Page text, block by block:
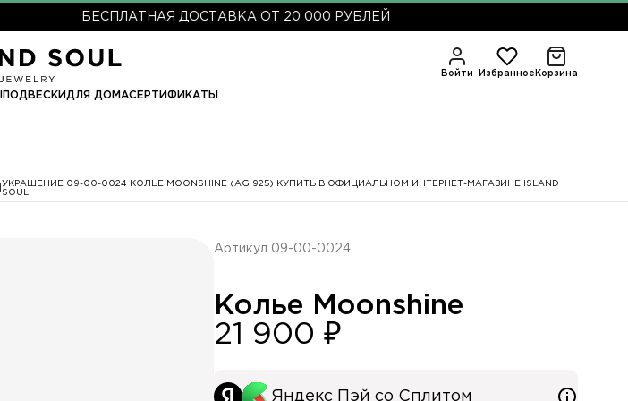
БЕСПЛАТНАЯ ДОСТАВКА ОТ 20 000 РУБЛЕЙ
Войти Избранное Корзина
ПОДВЕСКИДЛЯ ДОМАСЕРТИФИКАТЫ
УКРАШЕНИЕ 09-00-0024 КОЛЬЕ MOONSHINE (AG 925) КУПИТЬ В ОФИЦИАЛЬНОМ ИНТЕРНЕТ-МАГАЗИНЕ ISLAND
SOUL
Артикул 09-00-0024
Колье Moonshine
21 900 ₽
Яндекс Пэй со Сплитом